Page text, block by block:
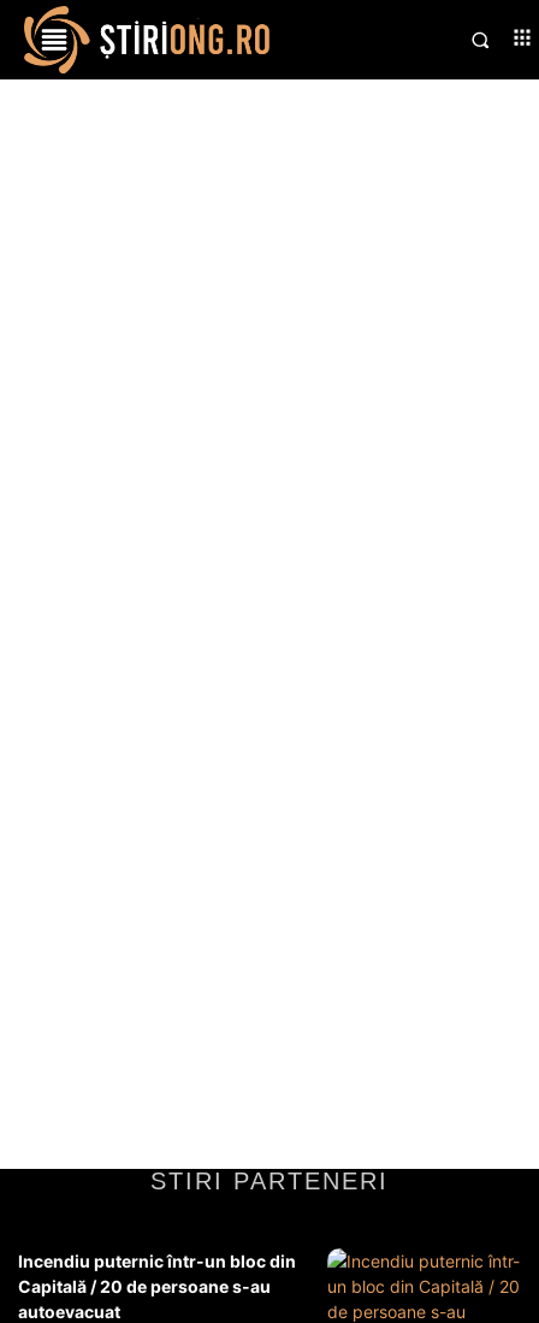
STIRI PARTENERI
Incendiu puternic într-un bloc din
Capitală / 20 de persoane s-au
autoevacuat